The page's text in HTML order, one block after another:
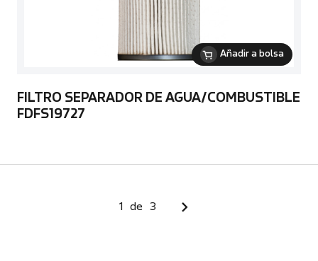
Añadir a bolsa
FILTRO SEPARADOR DE AGUA/COMBUSTIBLE
FDFS19727
1 de 3